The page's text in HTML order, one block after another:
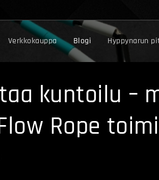
Verkkokauppa Blogi Hyppynarun
kuntoilu –
Rope